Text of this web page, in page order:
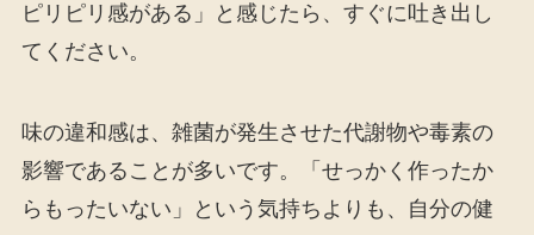
ピリピリ感がある」と感じたら、すぐに吐き出し
てください。
味の違和感は、雑菌が発生させた代謝物や毒素の
影響であることが多いです。「せっかく作ったか
らもったいない」という気持ちよりも、自分の健